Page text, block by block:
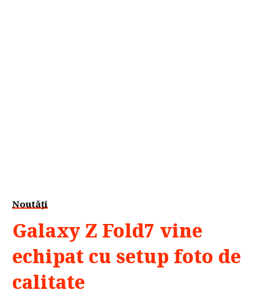
Noutăți
Galaxy Z Fold7 vine
echipat cu setup foto de
calitate